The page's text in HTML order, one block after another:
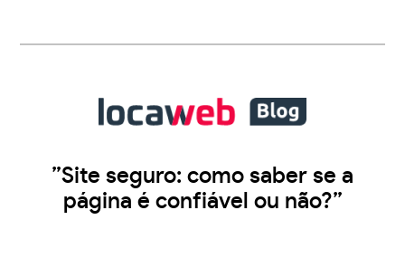
”Site seguro: como saber se a
página é confiável ou não?”